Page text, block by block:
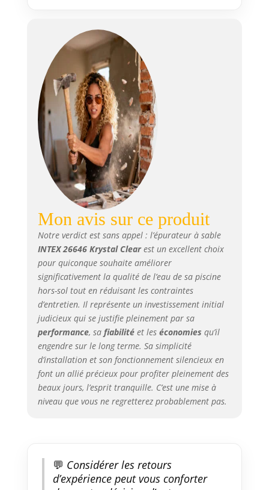
numérique avec option de
programmation, verrouillage et
déverrouillage, pré-filtre
extérieur et 6 programmes de
fonctionnement, puissance
moteur 0,25 HP Réservoir de
25,4 cm de diamètre, capacité :
23 kg de sable de silice nº20 ou
16 kg de sable de verre (non
inclus), nécessite 1 sac de 25 kg
de sable de verre
Mon avis sur ce produit
Notre verdict est sans appel : l’épurateur à sable
INTEX 26646 Krystal Clearest un excellent choix
pour quiconque souhaite améliorer
significativement la qualité de l’eau de sa piscine
hors-sol tout en réduisant les contraintes
d’entretien. Il représente un investissement initial
judicieux qui se justifie pleinement par sa
performance, sa fiabilitéet les économies qu’il
engendre sur le long terme. Sa simplicité
d’installation et son fonctionnement silencieux en
font un allié précieux pour profiter pleinement des
beaux jours, l’esprit tranquille. C’est une mise à
niveau que vous ne regretterez probablement pas.
💬 Considérer les retours
d’expérience peut vous conforter